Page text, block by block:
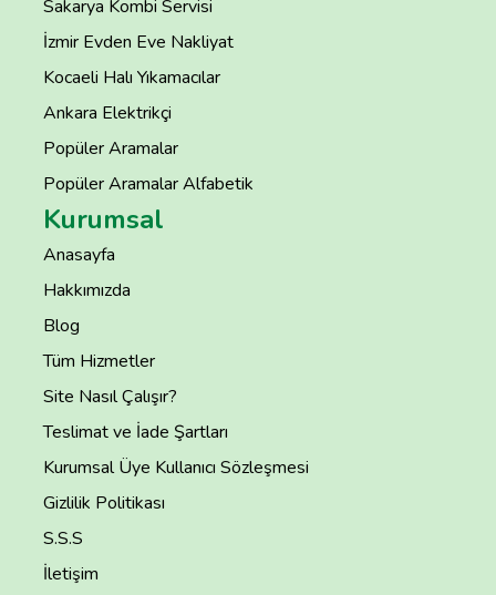
Sakarya Kombi Servisi
İzmir Evden Eve Nakliyat
Kocaeli Halı Yıkamacılar
Ankara Elektrikçi
Popüler Aramalar
Popüler Aramalar Alfabetik
Kurumsal
Anasayfa
Hakkımızda
Blog
Tüm Hizmetler
Site Nasıl Çalışır?
Teslimat ve İade Şartları
Kurumsal Üye Kullanıcı Sözleşmesi
Gizlilik Politikası
S.S.S
İletişim